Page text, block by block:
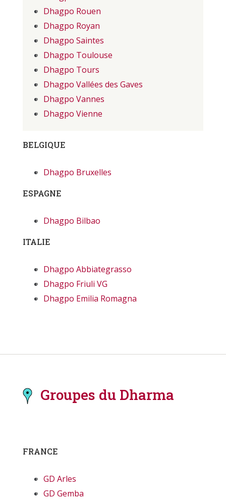
Dhagpo Rouen
Dhagpo Royan
Dhagpo Saintes
Dhagpo Toulouse
Dhagpo Tours
Dhagpo Vallées des Gaves
Dhagpo Vannes
Dhagpo Vienne
BELGIQUE
Dhagpo Bruxelles
ESPAGNE
Dhagpo Bilbao
ITALIE
Dhagpo Abbiategrasso
Dhagpo Friuli VG
Dhagpo Emilia Romagna
Groupes du Dharma
FRANCE
GD Arles
GD Gemba